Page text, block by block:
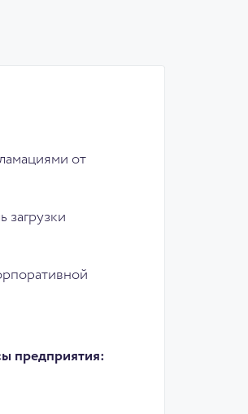
от
загрузки
предприятия: